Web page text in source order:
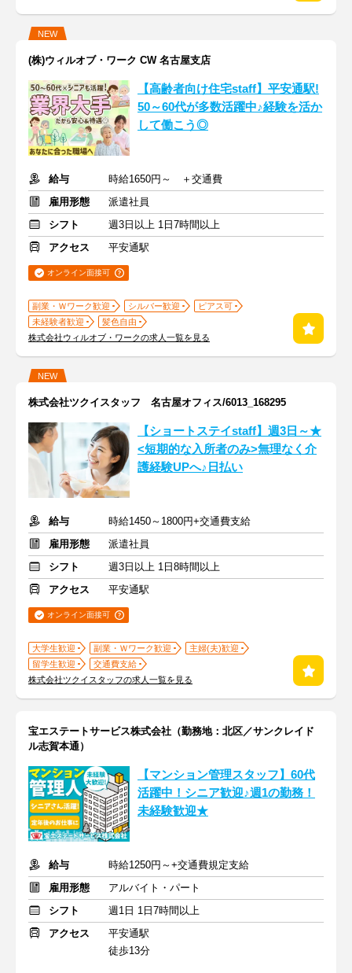
NEW
(株)ウィルオブ・ワーク CW 名古屋支店
【高齢者向け住宅staff】平安通駅!
50～60代が多数活躍中♪経験を活か
して働こう◎
給与
時給1650円～ ＋交通費
雇用形態
派遣社員
シフト
週3日以上 1日7時間以上
アクセス
平安通駅
オンライン面接可
副業・Ｗワーク歓迎 シルバー歓迎
ピアス可
未経験者歓迎
髪色自由
株式会社ウィルオブ・ワークの求人一覧を見る
NEW
株式会社ツクイスタッフ 名古屋オフィス/6013_168295
【ショートステイstaff】週3日～★
<短期的な入所者のみ>無理なく介
護経験UPへ♪日払い
給与
時給1450～1800円+交通費支給
雇用形態
派遣社員
シフト
週3日以上 1日8時間以上
アクセス
平安通駅
オンライン面接可
大学生歓迎 副業・Ｗワーク歓迎
主婦(夫)歓迎
留学生歓迎
交通費支給
株式会社ツクイスタッフの求人一覧を見る
宝エステートサービス株式会社（勤務地：北区／サンクレイド
ル志賀本通）
【マンション管理スタッフ】60代
活躍中！シニア歓迎♪週1の勤務！
未経験歓迎★
給与
時給1250円～+交通費規定支給
雇用形態
アルバイト・パート
シフト
週1日 1日7時間以上
アクセス
平安通駅
徒歩13分